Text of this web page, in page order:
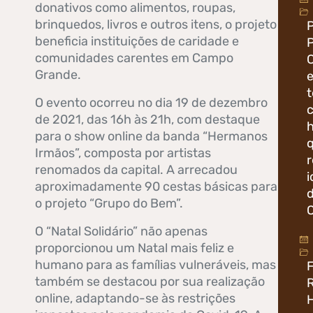
donativos como alimentos, roupas,
brinquedos, livros e outros itens, o projeto
beneficia instituições de caridade e
comunidades carentes em Campo
Grande.
O evento ocorreu no dia 19 de dezembro
de 2021, das 16h às 21h, com destaque
para o show online da banda “Hermanos
Irmãos”, composta por artistas
renomados da capital. A arrecadou
aproximadamente 90 cestas básicas para
o projeto “Grupo do Bem”.
O “Natal Solidário” não apenas
proporcionou um Natal mais feliz e
humano para as famílias vulneráveis, mas
também se destacou por sua realização
online, adaptando-se às restrições